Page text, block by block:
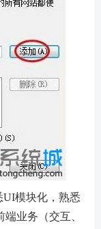
UI模块化，熟悉
业务（交互、